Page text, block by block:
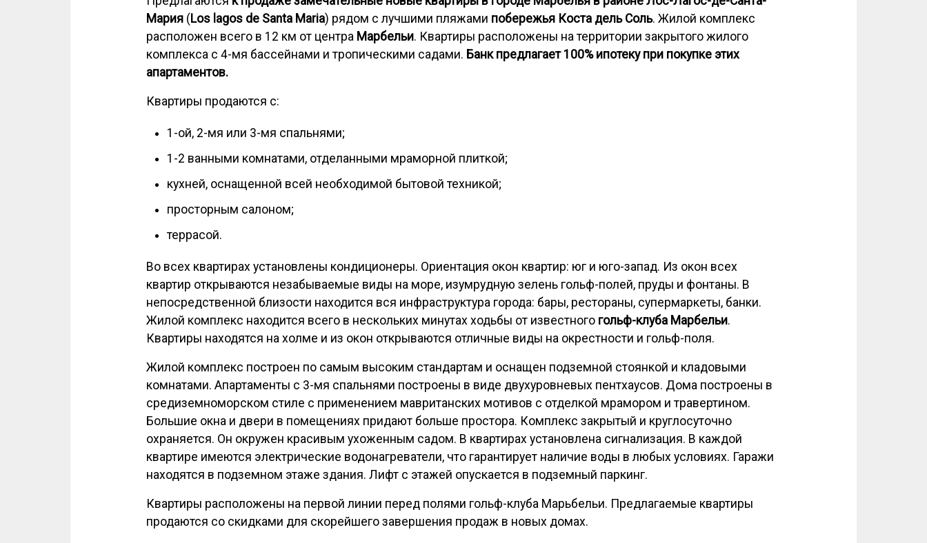
Мария ( Los lagos de Santa Maria) рядом с лучшими пляжами побережья Коста дель Соль. Жилой комплекс
расположен всего в 12 км от центра Марбельи. Квартиры расположены на территории закрытого жилого
комплекса с 4-мя бассейнами и тропическими садами. Банк предлагает 100% ипотеку при покупке этих
апартаментов.
Квартиры продаются с:
1-ой, 2-мя или 3-мя спальнями;
1-2 ванными комнатами, отделанными мраморной плиткой;
кухней, оснащенной всей необходимой бытовой техникой;
просторным салоном;
террасой.
Во всех квартирах установлены кондиционеры. Ориентация окон квартир: юг и юго-запад. Из окон всех
квартир открываются незабываемые виды на море, изумрудную зелень гольф-полей, пруды и фонтаны. В
непосредственной близости находится вся инфраструктура города: бары, рестораны, супермаркеты, банки.
Жилой комплекс находится всего в нескольких минутах ходьбы от известного гольф-клуба Марбельи.
Квартиры находятся на холме и из окон открываются отличные виды на окрестности и гольф-поля.
Жилой комплекс построен по самым высоким стандартам и оснащен подземной стоянкой и кладовыми
комнатами. Апартаменты с 3-мя спальнями построены в виде двухуровневых пентхаусов. Дома построены в
средиземноморском стиле с применением мавританских мотивов с отделкой мрамором и травертином.
Большие окна и двери в помещениях придают больше простора. Комплекс закрытый и круглосуточно
охраняется. Он окружен красивым ухоженным садом. В квартирах установлена сигнализация. В каждой
квартире имеются электрические водонагреватели, что гарантирует наличие воды в любых условиях. Гаражи
находятся в подземном этаже здания. Лифт с этажей опускается в подземный паркинг.
Квартиры расположены на первой линии перед полями гольф-клуба Марьбельи. Предлагаемые квартиры
продаются со скидками для скорейшего завершения продаж в новых домах.